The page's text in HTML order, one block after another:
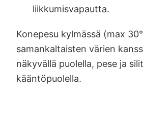
liikkumisvapautta.
Konepesu kylmässä (max
samankaltaisten värien
näkyvällä puolella, pese ja
kääntöpuolella.